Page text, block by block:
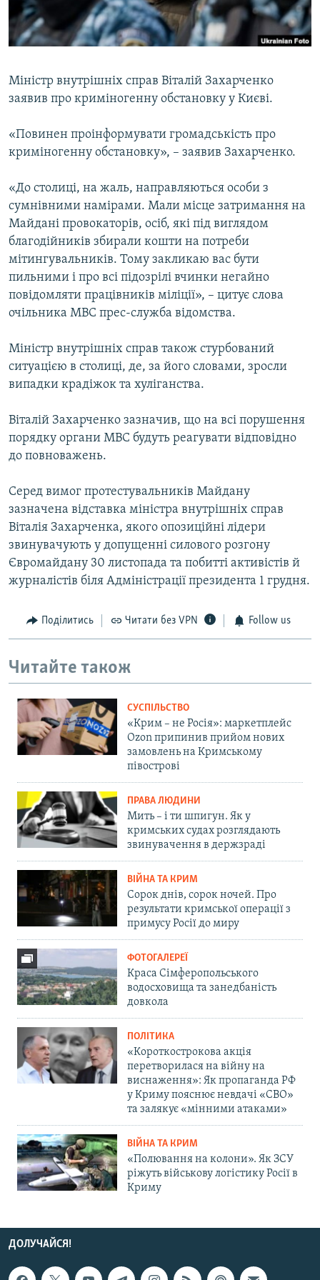
ВІДЕОУРОКИ «ELIFBE»
СВІДЧЕННЯ ОКУПАЦІЇ
ІНФОГРАФІКА
Русский
Qırımtatar
ДОЛУЧАЙСЯ!
Усі сайти RFE/RL
Міністр внутрішніх справ Віталій Захарченко
заявив про криміногенну обстановку у Києві.
«Повинен проінформувати громадськість про
криміногенну обстановку», – заявив Захарченко.
«До столиці, на жаль, направляються особи з
сумнівними намірами. Мали місце затримання на
Майдані провокаторів, осіб, які під виглядом
благодійників збирали кошти на потреби
мітингувальників. Тому закликаю вас бути
пильними і про всі підозрілі вчинки негайно
повідомляти працівників міліції», – цитує слова
очільника МВС прес-служба відомства.
Міністр внутрішніх справ також стурбований
ситуацією в столиці, де, за його словами, зросли
випадки крадіжок та хуліганства.
Віталій Захарченко зазначив, що на всі порушення
порядку органи МВС будуть реагувати відповідно
до повноважень.
Серед вимог протестувальників Майдану
зазначена відставка міністра внутрішніх справ
Віталія Захарченка, якого опозиційні лідери
звинувачують у допущенні силового розгону
Євромайдану 30 листопада та побитті активістів й
журналістів біля Адміністрації президента 1 грудня.
Поділитись Читати без VPN Follow us
Читайте також
СУСПІЛЬСТВО
«Крим – не Росія»: маркетплейс
Ozon припинив прийом нових
замовлень на Кримському
півострові
ПРАВА ЛЮДИНИ
Мить – і ти шпигун. Як у
кримських судах розглядають
звинувачення в держзраді
ВІЙНА ТА КРИМ
Сорок днів, сорок ночей. Про
результати кримської операції з
примусу Росії до миру
ФОТОГАЛЕРЕЇ
Краса Сімферопольського
водосховища та занедбаність
довкола
ПОЛІТИКА
«Короткострокова акція
перетворилася на війну на
виснаження»: Як пропаганда РФ
у Криму пояснює невдачі «СВО»
та залякує «мінними атаками»
ВІЙНА ТА КРИМ
«Полювання на колони». Як ЗСУ
ріжуть військову логістику Росії в
Криму
ДОЛУЧАЙСЯ!